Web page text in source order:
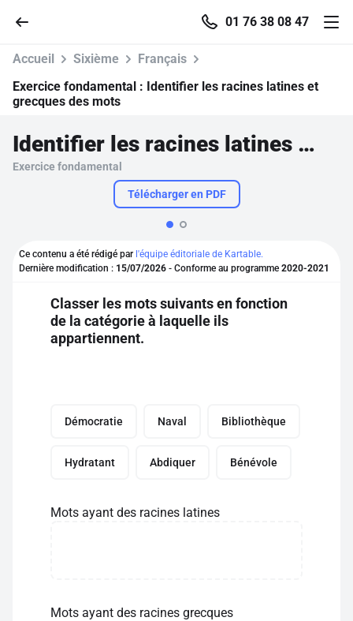
01 76 38 08 47
Parcourir
Se connecter
S'inscrire gratuitement
Pour profiter de 10 contenus offerts.
Accueil Sixième
Français
Exercice fondamental : Identifier les racines latines et
grecques des mots
Identifier les racines latines et grecques des mots
Exercice fondamental
Télécharger en PDF
Ce contenu a été rédigé par l'équipe éditoriale de Kartable.
Dernière modification : 15/07/2026 - Conforme au programme 2020-2021
Classer les mots suivants en fonction
de la catégorie à laquelle ils
appartiennent.
Démocratie Naval Bibliothèque
Hydratant Abdiquer Bénévole
Mots ayant des racines latines
Mots ayant des racines grecques